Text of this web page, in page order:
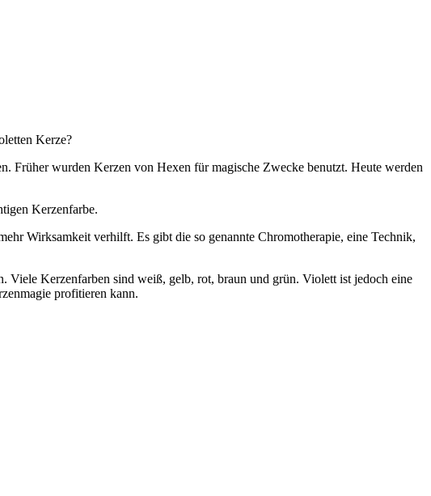
Kerze?
Früher wurden Kerzen von Hexen für magische Zwecke benutzt. Heute werden
Kerzenfarbe.
Wirksamkeit verhilft. Es gibt die so genannte Chromotherapie, eine Technik,
Viele Kerzenfarben sind weiß, gelb, rot, braun und grün. Violett ist jedoch eine
profitieren kann.